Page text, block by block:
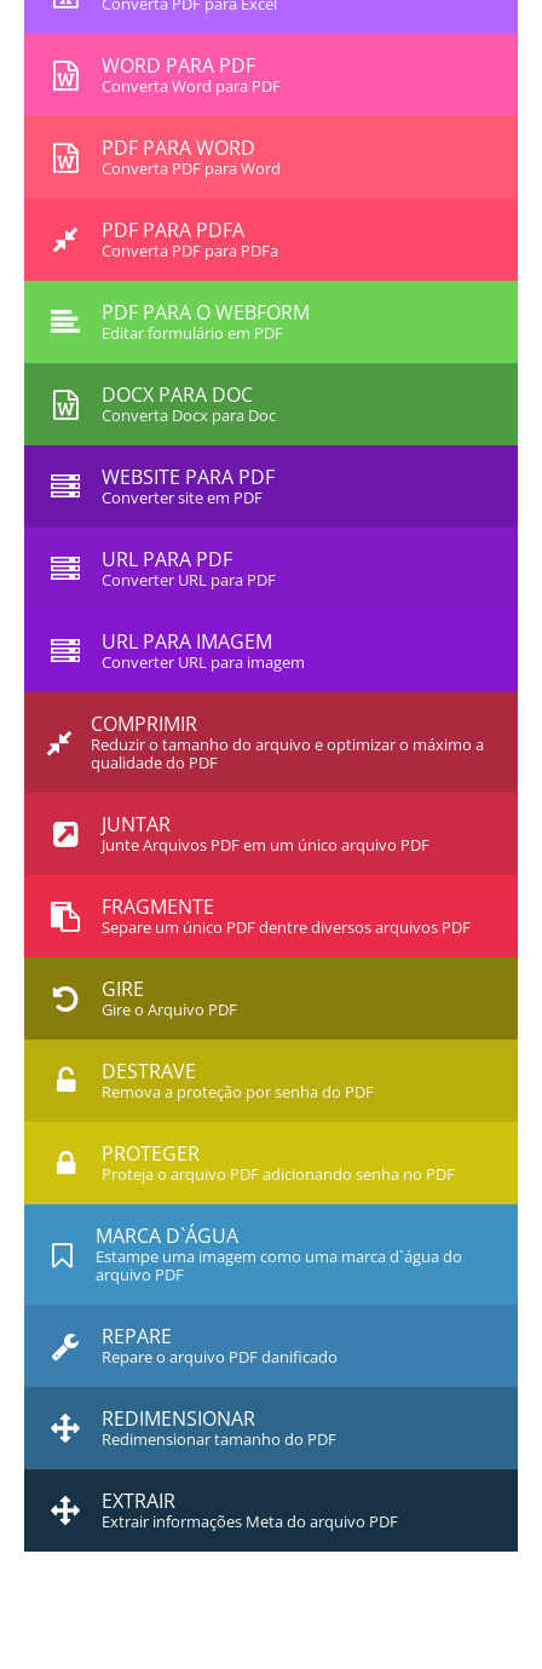
WORD PARA PDF
Converta Word para PDF
PDF PARA WORD
Converta PDF para Word
PDF PARA PDFA
Converta PDF para PDFa
PDF PARA O WEBFORM
Editar formulário em PDF
DOCX PARA DOC
Converta Docx para Doc
WEBSITE PARA PDF
Converter site em PDF
URL PARA PDF
Converter URL para PDF
URL PARA IMAGEM
Converter URL para imagem
COMPRIMIR
Reduzir o tamanho do arquivo e optimizar o máximo a
qualidade do PDF
JUNTAR
Junte Arquivos PDF em um único arquivo PDF
FRAGMENTE
Separe um único PDF dentre diversos arquivos PDF
GIRE
Gire o Arquivo PDF
DESTRAVE
Remova a proteção por senha do PDF
PROTEGER
Proteja o arquivo PDF adicionando senha no PDF
MARCA D`ÁGUA
Estampe uma imagem como uma marca d`água do
arquivo PDF
REPARE
Repare o arquivo PDF danificado
REDIMENSIONAR
Redimensionar tamanho do PDF
EXTRAIR
Extrair informações Meta do arquivo PDF